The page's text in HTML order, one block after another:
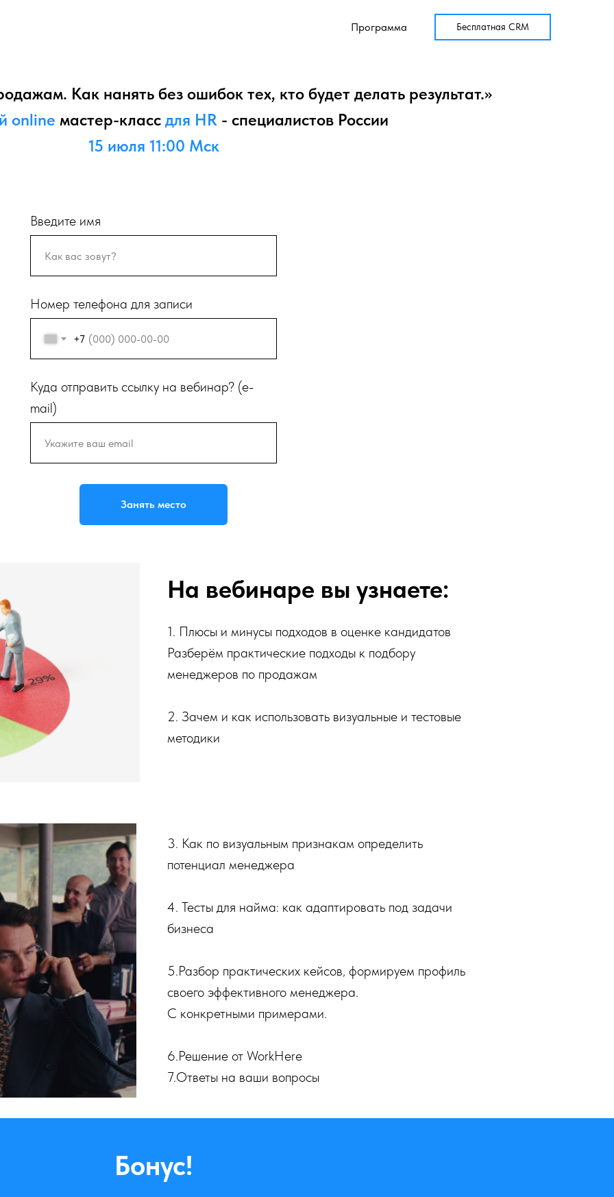
Программа Бесплатная CRM
Как нанять без ошибок тех, кто будет делать результат.»
online мастер-класс для HR - специалистов России
15 июля 11:00 Мск
Введите имя
Номер телефона для записи
+7
Куда отправить ссылку на вебинар? (e-
mail)
Занять место
На вебинаре вы узнаете:
1. Плюсы и минусы подходов в оценке кандидатов
Разберём практические подходы к подбору
менеджеров по продажам
2. Зачем и как использовать визуальные и тестовые
методики
3. Как по визуальным признакам определить
потенциал менеджера
4. Тесты для найма: как адаптировать под задачи
бизнеса
5.Разбор практических кейсов, формируем профиль
своего эффективного менеджера.
С конкретными примерами.
6.Решение от WorkHere
7.Ответы на ваши вопросы
Бонус!